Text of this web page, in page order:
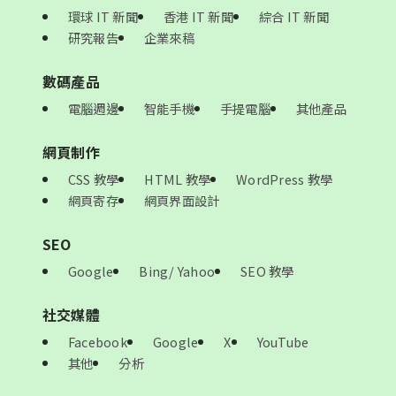
環球 IT 新聞 香港 IT 新聞
綜合 IT 新聞
研究報告
企業來稿
數碼產品
電腦週邊 智能手機 手提電腦 其他產品
網頁制作
CSS 教學 HTML 教學
WordPress 教學
網頁寄存
網頁界面設計
SEO
Google Bing/ Yahoo SEO 教學
社交媒體
Facebook Google X
YouTube
其他
分析